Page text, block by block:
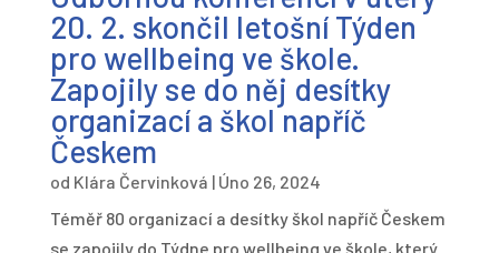
20. 2. skončil letošní Týden
pro wellbeing ve škole.
Zapojily se do něj desítky
organizací a škol napříč
Českem
od Klára Červinková | Úno 26, 2024
Téměř 80 organizací a desítky škol napříč Českem
se zapojily do Týdne pro wellbeing ve škole, který